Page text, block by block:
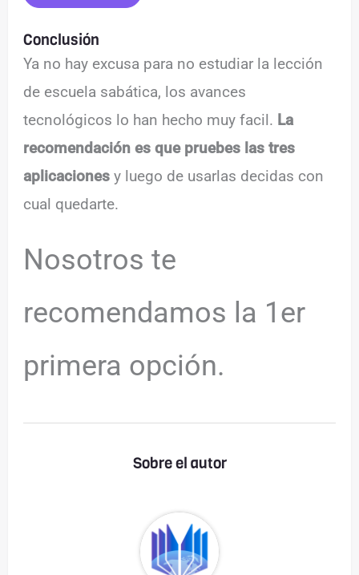
Conclusión
Ya no hay excusa para no estudiar la lección
de escuela sabática, los avances
tecnológicos lo han hecho muy facil. La
recomendación es que pruebes las tres
aplicaciones y luego de usarlas decidas con
cual quedarte.
Nosotros te
recomendamos la 1er
primera opción.
Sobre el autor